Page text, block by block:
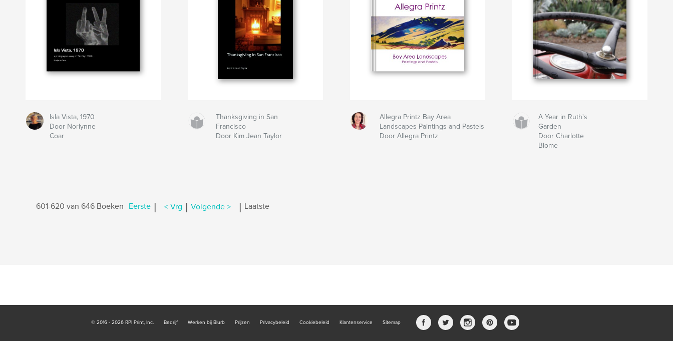
Isla Vista, 1970
Door Norlynne
Coar
Thanksgiving in San
Francisco
Door Kim Jean Taylor
Allegra Printz Bay Area
Landscapes Paintings and Pastels
Door Allegra Printz
A Year in Ruth's
Garden
Door Charlotte
Blome
601-620 van 646 Boeken Eerste < Vrg Volgende > Laatste
© 2016 - 2026 RPI Print, Inc. Bedrijf Werken bij Blurb Prijzen Privacybeleid Cookiebeleid Klantenservice Sitemap